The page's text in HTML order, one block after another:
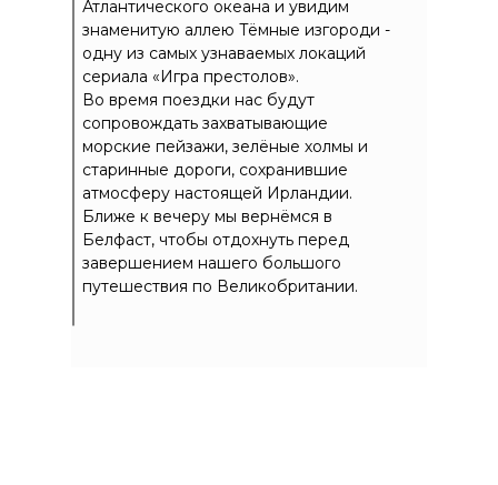
Атлантического океана и увидим
знаменитую аллею Тёмные изгороди -
одну из самых узнаваемых локаций
сериала «Игра престолов».
Во время поездки нас будут
сопровождать захватывающие
морские пейзажи, зелёные холмы и
старинные дороги, сохранившие
атмосферу настоящей Ирландии.
Ближе к вечеру мы вернёмся в
Белфаст, чтобы отдохнуть перед
завершением нашего большого
путешествия по Великобритании.